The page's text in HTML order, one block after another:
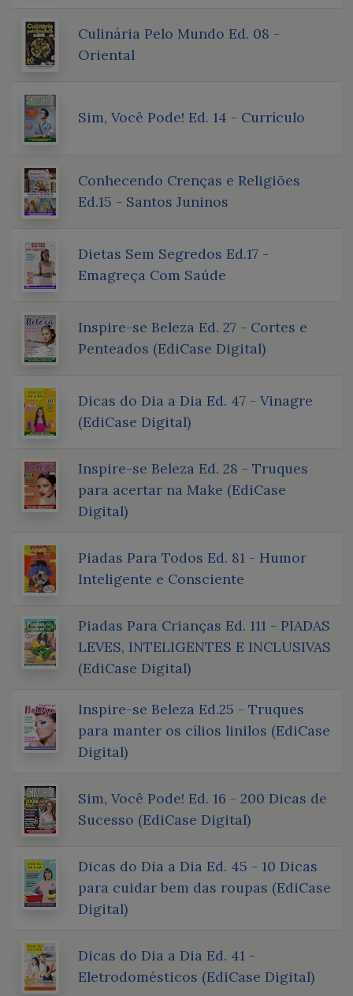
Culinária Pelo Mundo Ed. 08 -
Oriental
Sim, Você Pode! Ed. 14 - Currículo
Conhecendo Crenças e Religiões
Ed.15 - Santos Juninos
Dietas Sem Segredos Ed.17 -
Emagreça Com Saúde
Inspire-se Beleza Ed. 27 - Cortes e
Penteados (EdiCase Digital)
Dicas do Dia a Dia Ed. 47 - Vinagre
(EdiCase Digital)
Inspire-se Beleza Ed. 28 - Truques
para acertar na Make (EdiCase
Digital)
Piadas Para Todos Ed. 81 - Humor
Inteligente e Consciente
Piadas Para Crianças Ed. 111 - PIADAS
LEVES, INTELIGENTES E INCLUSIVAS
(EdiCase Digital)
Inspire-se Beleza Ed.25 - Truques
para manter os cílios linilos (EdiCase
Digital)
Sim, Você Pode! Ed. 16 - 200 Dicas de
Sucesso (EdiCase Digital)
Dicas do Dia a Dia Ed. 45 - 10 Dicas
para cuidar bem das roupas (EdiCase
Digital)
Dicas do Dia a Dia Ed. 41 -
Eletrodomésticos (EdiCase Digital)